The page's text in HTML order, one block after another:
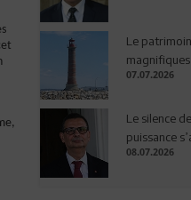
Le
07.07.2026
Le silence
puissance
08.07.2026